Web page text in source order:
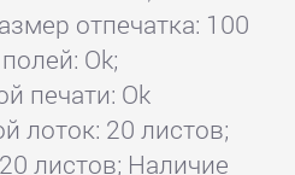
отпечатка: 100
Ok;
печати: Ok
лоток: 20 листов;
листов; Наличие